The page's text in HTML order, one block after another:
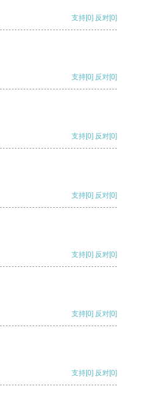
支持[0] 反对[0]
支持[0] 反对[0]
支持[0] 反对[0]
支持[0] 反对[0]
支持[0] 反对[0]
支持[0] 反对[0]
支持[0] 反对[0]